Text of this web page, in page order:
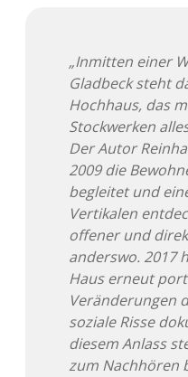
„Inmitten einer
Gladbeck steht
Hochhaus, das
Stockwerken
Der Autor
2009 die
begleitet und
Vertikalen
offener und
anderswo. 2017
Haus erneut
Veränderungen
soziale Risse
diesem Anlass
zum Nachhören